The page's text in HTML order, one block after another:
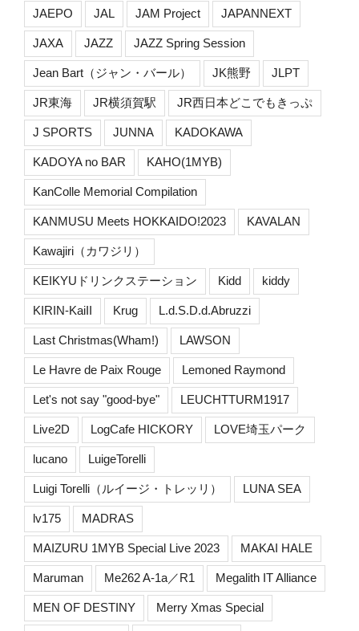
JAEPO JAL JAM Project JAPANNEXT
JAXA JAZZ JAZZ Spring Session
Jean Bart（ジャン・バール） JK熊野 JLPT
JR東海 JR横須賀駅 JR西日本どこでもきっぷ
J SPORTS JUNNA KADOKAWA
KADOYA no BAR KAHO(1MYB)
KanColle Memorial Compilation
KANMUSU Meets HOKKAIDO!2023 KAVALAN
Kawajiri（カワジリ）
KEIKYUドリンクステーション Kidd kiddy
KIRIN-KaiII Krug L.d.S.D.d.Abruzzi
Last Christmas(Wham!) LAWSON
Le Havre de Paix Rouge Lemoned Raymond
Let's not say "good-bye" LEUCHTTURM1917
Live2D LogCafe HICKORY LOVE埼玉パーク
lucano LuigeTorelli
Luigi Torelli（ルイージ・トレッリ） LUNA SEA
lv175 MADRAS
MAIZURU 1MYB Special Live 2023 MAKAI HALE
Maruman Me262 A-1a／R1 Megalith IT Alliance
MEN OF DESTINY Merry Xmas Special